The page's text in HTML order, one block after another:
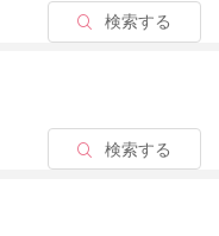
検索する
検索する